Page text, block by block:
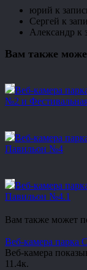
юрий к
Сергей к
Александр к
Вам также
Веб-камера
№2 и
Веб-камера
Павильон №4
Веб-камера
Павильон №4.1
Вам также может
Веб-камера парка
Веб-камера
1 1.4к.